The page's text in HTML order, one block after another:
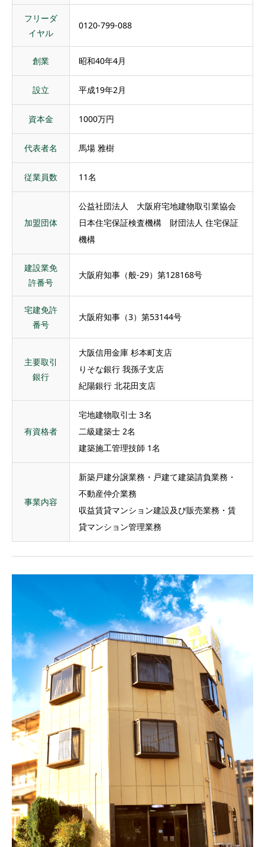
フリーダ
イヤル
0120-799-088
創業 昭和40年4月
設立 平成19年2月
資本金 1000万円
代表者名 馬場 雅樹
従業員数 11名
加盟団体
公益社団法人 大阪府宅地建物取引業協会
日本住宅保証検査機構 財団法人 住宅保証
機構
建設業免
許番号
大阪府知事（般-29）第128168号
宅建免許
番号
大阪府知事（3）第53144号
主要取引
銀行
大阪信用金庫 杉本町支店
りそな銀行 我孫子支店
紀陽銀行 北花田支店
有資格者
宅地建物取引士 3名
二級建築士 2名
建築施工管理技師 1名
事業内容
新築戸建分譲業務・戸建て建築請負業務・
不動産仲介業務
収益賃貸マンション建設及び販売業務・賃
貸マンション管理業務